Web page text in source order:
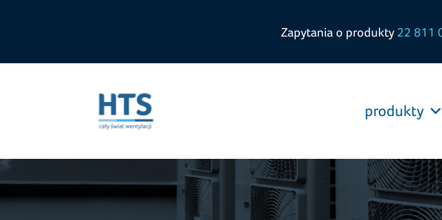
Zapytania o produkty 22 811
produkty